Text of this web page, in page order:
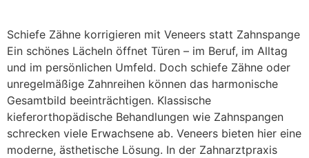
Schiefe Zähne korrigieren mit Veneers statt Zahnspange
Ein schönes Lächeln öffnet Türen – im Beruf, im Alltag
und im persönlichen Umfeld. Doch schiefe Zähne oder
unregelmäßige Zahnreihen können das harmonische
Gesamtbild beeinträchtigen. Klassische
kieferorthopädische Behandlungen wie Zahnspangen
schrecken viele Erwachsene ab. Veneers bieten hier eine
moderne, ästhetische Lösung. In der Zahnarztpraxis